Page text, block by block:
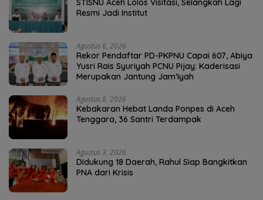
STISNU Aceh Lolos Visitasi, Selangkah Lagi
Resmi Jadi Institut
Agustus 6, 2026
Rekor Pendaftar PD-PKPNU Capai 607, Abiya
Yusri Rais Syuriyah PCNU Pijay: Kaderisasi
Merupakan Jantung Jam’iyah
Agustus 8, 2026
Kebakaran Hebat Landa Ponpes di Aceh
Tenggara, 36 Santri Terdampak
Agustus 3, 2026
Didukung 18 Daerah, Rahul Siap Bangkitkan
PNA dari Krisis